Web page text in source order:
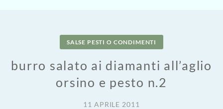
SALSE PESTI O CONDIMENTI
burro salato ai diamanti all’aglio
orsino e pesto n.2
11 APRILE 2011